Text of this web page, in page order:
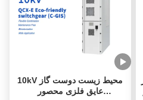
10kV محیط زیست دوست گاز
عایق فلزی محصور